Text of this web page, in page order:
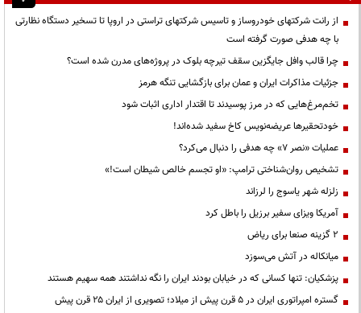
از رانت‌ شرکتهای خودروساز و تاسیس شرکتهای تراستی در اروپا تا تسخیر دستگاه نظارتی
با چه هدفی صورت گرفته است
چرا قالب وافل جایگزین سقف تیرچه بلوک در پروژه‌های مدرن شده است؟
جزئیات مذاکرات ایران و عمان برای بازگشایی تنگه هرمز
تخم‌مرغ‌هایی که در مرز پوسیدند تا اقتدار اداری اثبات شود
خودتحقیرها عریضه‌نویس کاخ سفید شده‌اند!
عملیات «نصر ۷» چه هدفی را دنبال می‌کرد؟
تشخیص روان‌شناختی ترامپ: «او تجسم خالص شیطان است!»
زلزله شهر یاسوج را لرزاند
آمریکا ویزای سفیر برزیل را باطل کرد
۲ گزینه صنعا برای ریاض
میانکاله در آتش می‌سوزد
پزشکیان: تنها کسانی که در خیابان بودند ایران را نگه نداشتند همه سهیم هستند
گستره امپراتوری ایران در ۵ قرن پیش از میلاد؛ تصویری از ایران ۲۵ قرن پیش